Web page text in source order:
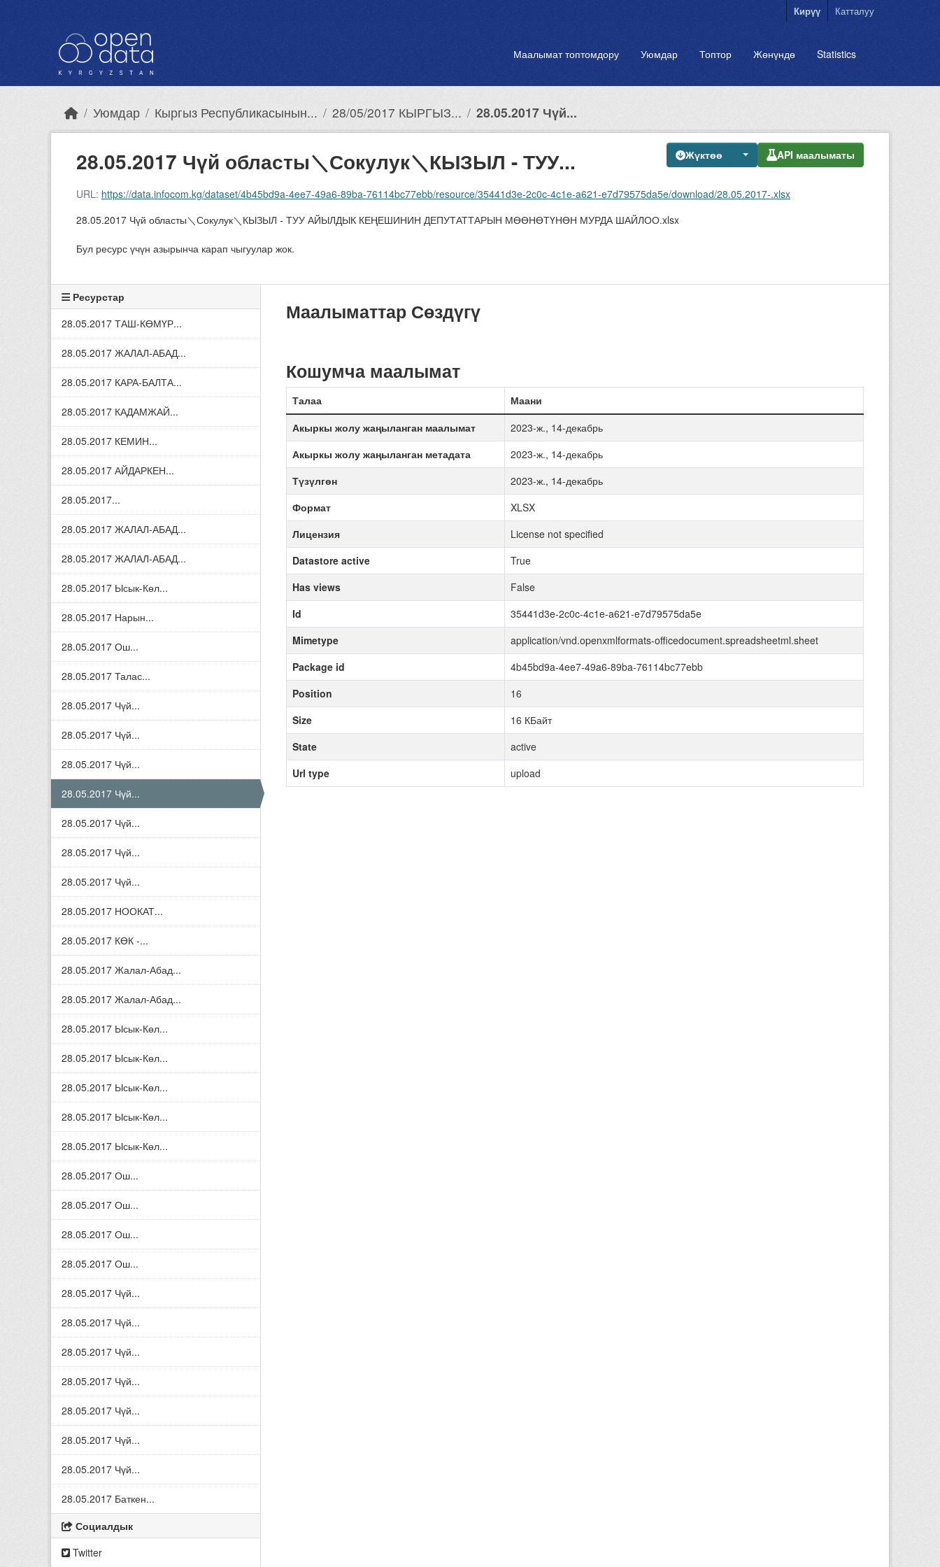
Кирүү Катталуу
Маалымат топтомдору Уюмдар Топтор Жөнүндө Statistics
Уюмдар Кыргыз Республикасынын... 28/05/2017 КЫРГЫЗ... 28.05.2017 Чүй...
Жүктөө API маалыматы
28.05.2017 Чүй областы＼Сокулук＼КЫЗЫЛ - ТУУ...
URL: https://data.infocom.kg/dataset/4b45bd9a-4ee7-49a6-89ba-76114bc77ebb/resource/35441d3e-2c0c-4c1e-a621-e7d79575da5e/download/28.05.2017-.xlsx
28.05.2017 Чүй областы＼Сокулук＼КЫЗЫЛ - ТУУ АЙЫЛДЫК КЕҢЕШИНИН ДЕПУТАТТАРЫН МӨӨНӨТҮНӨН МУРДА ШАЙЛОО.xlsx
Бул ресурс үчүн азырынча карап чыгуулар жок.
Ресурстар
28.05.2017 ТАШ-КӨМҮР...
28.05.2017 ЖАЛАЛ-АБАД...
28.05.2017 КАРА-БАЛТА...
28.05.2017 КАДАМЖАЙ...
28.05.2017 КЕМИН...
28.05.2017 АЙДАРКЕН...
28.05.2017...
28.05.2017 ЖАЛАЛ-АБАД...
28.05.2017 ЖАЛАЛ-АБАД...
28.05.2017 Ысык-Көл...
28.05.2017 Нарын...
28.05.2017 Ош...
28.05.2017 Талас...
28.05.2017 Чүй...
28.05.2017 Чүй...
28.05.2017 Чүй...
28.05.2017 Чүй...
28.05.2017 Чүй...
28.05.2017 Чүй...
28.05.2017 Чүй...
28.05.2017 НООКАТ...
28.05.2017 КӨК -...
28.05.2017 Жалал-Абад...
28.05.2017 Жалал-Абад...
28.05.2017 Ысык-Көл...
28.05.2017 Ысык-Көл...
28.05.2017 Ысык-Көл...
28.05.2017 Ысык-Көл...
28.05.2017 Ысык-Көл...
28.05.2017 Ош...
28.05.2017 Ош...
28.05.2017 Ош...
28.05.2017 Ош...
28.05.2017 Чүй...
28.05.2017 Чүй...
28.05.2017 Чүй...
28.05.2017 Чүй...
28.05.2017 Чүй...
28.05.2017 Чүй...
28.05.2017 Чүй...
28.05.2017 Баткен...
Социалдык
Twitter
Маалыматтар Сөздүгү
Кошумча маалымат
Талаа
Маани
Акыркы жолу жаңыланган маалымат
2023-ж., 14-декабрь
Акыркы жолу жаңыланган метадата
2023-ж., 14-декабрь
Түзүлгөн
2023-ж., 14-декабрь
Формат
XLSX
Лицензия
License not specified
Datastore active
True
Has views
False
Id
35441d3e-2c0c-4c1e-a621-e7d79575da5e
Mimetype
application/vnd.openxmlformats-officedocument.spreadsheetml.sheet
Package id
4b45bd9a-4ee7-49a6-89ba-76114bc77ebb
Position
16
Size
16 КБайт
State
active
Url type
upload